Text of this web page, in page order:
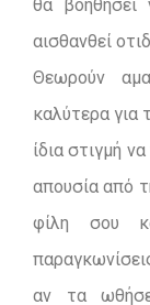
θα βοηθήσει
αισθανθεί
Θεωρούν
καλύτερα για
ίδια στιγμή
απουσία από
φίλη σου
αν τα